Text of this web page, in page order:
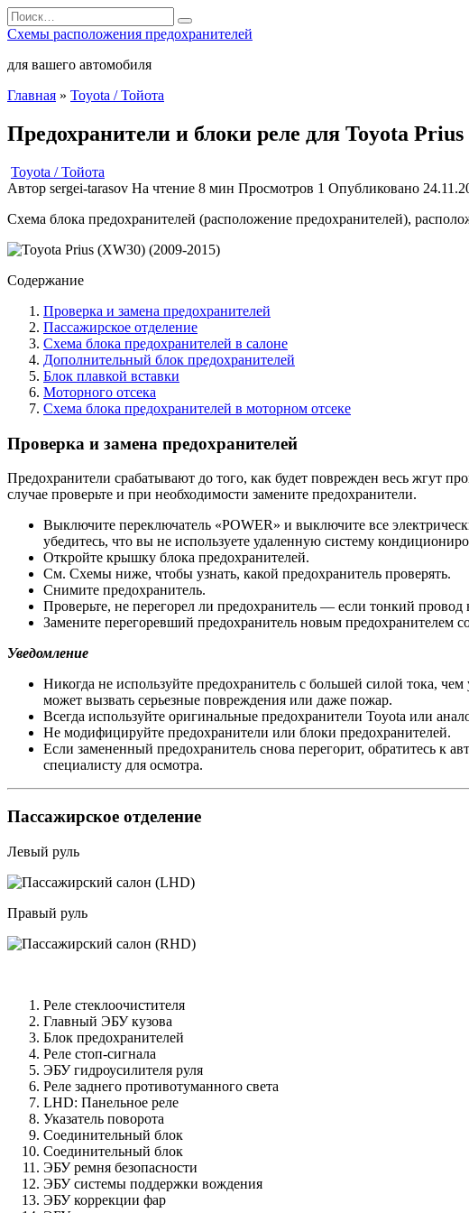
Перейти
к
содержанию
Search
for:
Схемы расположения предохранителей
для вашего автомобиля
Главная » Toyota / Тойота
Предохранители и блоки реле для Toyota
Toyota / Тойота
Автор sergei-tarasov На чтение 8 мин Просмотров 1 Опубликовано
Схема блока предохранителей (расположение предохранителей),
Содержание
Проверка и замена предохранителей
Пассажирское отделение
Схема блока предохранителей в салоне
Дополнительный блок предохранителей
Блок плавкой вставки
Моторного отсека
Схема блока предохранителей в моторном отсеке
Проверка и замена предохранителей
Предохранители срабатывают до того, как будет поврежден весь жгут
случае проверьте и при необходимости замените предохранители.
Выключите переключатель «POWER» и выключите все
убедитесь, что вы не используете удаленную систему
Откройте крышку блока предохранителей.
См. Схемы ниже, чтобы узнать, какой предохранитель проверять.
Снимите предохранитель.
Проверьте, не перегорел ли предохранитель — если тонкий провод
Замените перегоревший предохранитель новым предохранителем
Уведомление
Никогда не используйте предохранитель с большей силой тока,
может вызвать серьезные повреждения или даже пожар.
Всегда используйте оригинальные предохранители Toyota или
Не модифицируйте предохранители или блоки предохранителей.
Если замененный предохранитель снова перегорит, обратитесь
специалисту для осмотра.
Пассажирское отделение
Левый руль
Правый руль
Реле стеклоочистителя
Главный ЭБУ кузова
Блок предохранителей
Реле стоп-сигнала
ЭБУ гидроусилителя руля
Реле заднего противотуманного света
LHD: Панельное реле
Указатель поворота
Соединительный блок
Соединительный блок
ЭБУ ремня безопасности
ЭБУ системы поддержки вождения
ЭБУ коррекции фар